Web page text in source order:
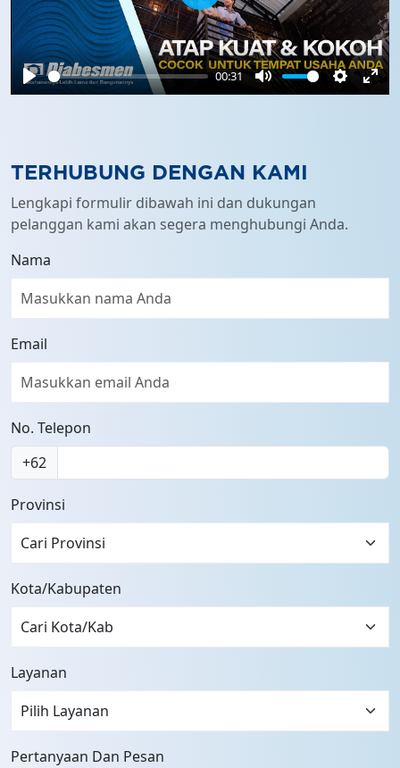
Play
00:31
Mute Settings
Play
TERHUBUNG DENGAN KAMI
Lengkapi formulir dibawah ini dan dukungan
pelanggan kami akan segera menghubungi Anda.
Nama
Email
No. Telepon
+62
Provinsi
Cari Provinsi
Kota/Kabupaten
Layanan
Pertanyaan Dan Pesan